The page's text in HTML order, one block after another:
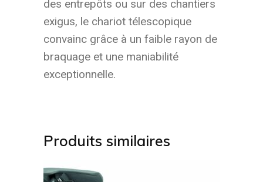
des entrepôts ou sur des chantiers
exigus, le chariot télescopique
convainc grâce à un faible rayon de
braquage et une maniabilité
exceptionnelle.
Produits similaires